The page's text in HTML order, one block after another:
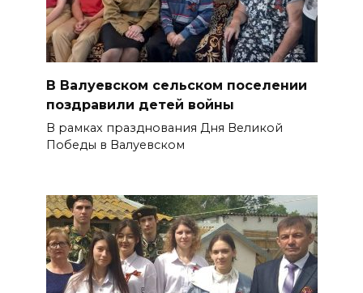
В Валуевском сельском поселении
поздравили детей войны
В рамках празднования Дня Великой
Победы в Валуевском